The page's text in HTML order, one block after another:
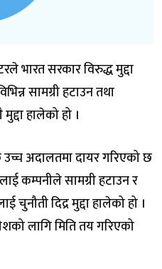
भारत सरकार विरुद्ध मुद्दा
सामग्री हटाउन तथा
हालेको हो ।
उच्च अदालतमा दायर गरिएको छ
कम्पनीले सामग्री हटाउन र
दिद्र मुद्दा हालेको हो ।
लागि मिति तय गरिएको